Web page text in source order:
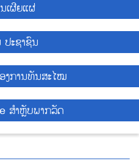
ເຜີຍແຜ່
ະຊາຊົນ
ງການທັນສະໄໝ
ສຳຫຼັບພາກລັດ